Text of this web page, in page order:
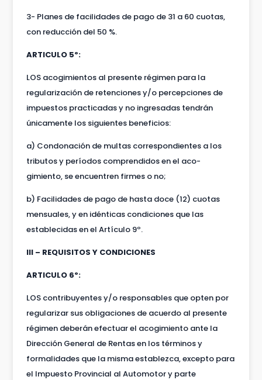
3- Planes de facilidades de pago de 31 a 60 cuotas,
con reducción del 50 %.
ARTICULO 5º:
LOS acogimientos al presente régimen para la
regularización de retenciones y/o percepciones de
impuestos practicadas y no ingresadas tendrán
únicamente los siguientes beneficios:
a) Condonación de multas correspondientes a los
tributos y períodos comprendidos en el aco-
gimiento, se encuentren firmes o no;
b) Facilidades de pago de hasta doce (12) cuotas
mensuales, y en idénticas condiciones que las
establecidas en el Artículo 9º.
III – REQUISITOS Y CONDICIONES
ARTICULO 6º:
LOS contribuyentes y/o responsables que opten por
regularizar sus obligaciones de acuerdo al presente
régimen deberán efectuar el acogimiento ante la
Dirección General de Rentas en los términos y
formalidades que la misma establezca, excepto para
el Impuesto Provincial al Automotor y parte